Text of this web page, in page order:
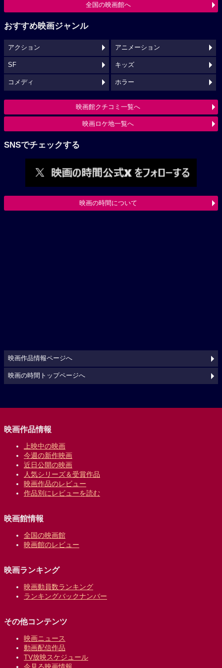
全国の映画館へ
おすすめ映画ジャンル
アクション アニメーション
SF キッズ
コメディ ホラー
映画館クチコミ一覧へ
映画ロケ地一覧へ
SNSでチェックする
映画の時間について
映画作品情報ページへ
映画の時間トップページへ
映画作品情報
上映中の映画
今週の新作映画
近日公開の映画
人気シリーズ＆受賞作品
映画作品のレビュー
作品別にレビューを読む
映画館情報
全国の映画館
映画館のレビュー
映画ランキング
映画動員数ランキング
ランキングバックナンバー
その他コンテンツ
映画ニュース
動画配信作品
TV放映スケジュール